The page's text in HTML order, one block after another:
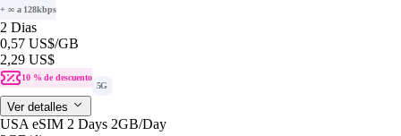
+ ∞ a 128kbps
2 Dias
0,57 US$/GB
2,29 US$
10 % de descuento
5G
Ver detalles
USA eSIM 2 Days 2GB/Day